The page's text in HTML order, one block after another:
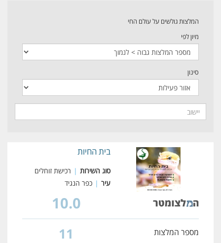
המלצות גולשים על עולם החי
מיון לפי
סינון
בית החיות
סוג השירות | רכישת זוחלים
עיר | כפר הנגיד
10.0
מספר המלצות 11